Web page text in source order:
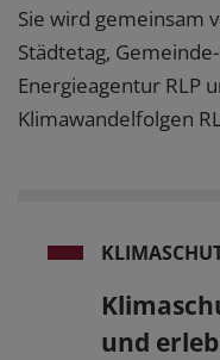
Sie wird gemeinsam
Städtetag,
Energieagentur RLP
Klimawandelfolgen
und